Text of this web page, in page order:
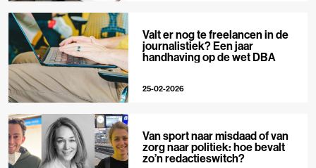
Valt er nog te freelancen in de
journalistiek? Een jaar
handhaving op de wet DBA
25-02-2026
Van sport naar misdaad of van
zorg naar politiek: hoe bevalt
zo’n redactieswitch?